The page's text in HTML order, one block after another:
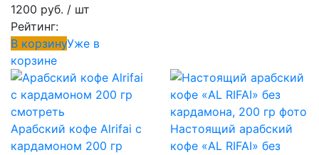
1200 руб. / шт
Рейтинг:
В корзинуУже в
корзине
Арабский кофе Alrifai с
кардамоном 200 гр
Настоящий арабский
кофе «AL RIFAI» без